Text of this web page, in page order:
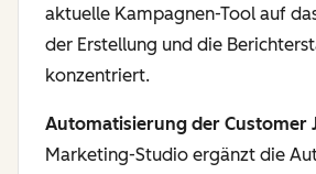
aktuelle Kampagnen-Tool auf
der Erstellung und die
konzentriert.
Automatisierung der Customer
Marketing-Studio ergänzt die